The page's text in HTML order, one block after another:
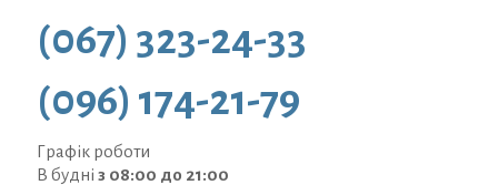
(067) 323-24-33
(096) 174-21-79
Графік роботи
В будні з 08:00 до 21:00